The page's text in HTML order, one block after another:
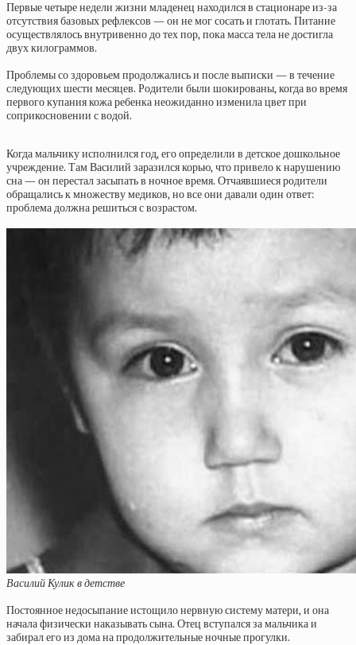
Первые четыре недели жизни младенец находился в стационаре из-за
отсутствия базовых рефлексов — он не мог сосать и глотать. Питание
осуществлялось внутривенно до тех пор, пока масса тела не достигла
двух килограммов.
Проблемы со здоровьем продолжались и после выписки — в течение
следующих шести месяцев. Родители были шокированы, когда во время
первого купания кожа ребенка неожиданно изменила цвет при
соприкосновении с водой.
Когда мальчику исполнился год, его определили в детское дошкольное
учреждение. Там Василий заразился корью, что привело к нарушению
сна — он перестал засыпать в ночное время. Отчаявшиеся родители
обращались к множеству медиков, но все они давали один ответ:
проблема должна решиться с возрастом.
Василий Кулик в детстве
Постоянное недосыпание истощило нервную систему матери, и она
начала физически наказывать сына. Отец вступался за мальчика и
забирал его из дома на продолжительные ночные прогулки.